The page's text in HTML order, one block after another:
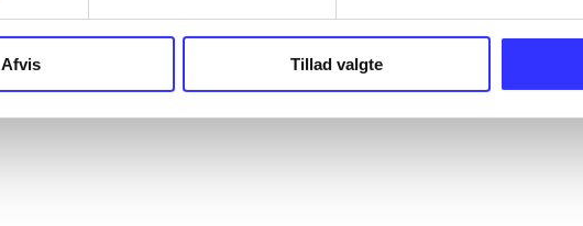
Afvis Tillad valgte